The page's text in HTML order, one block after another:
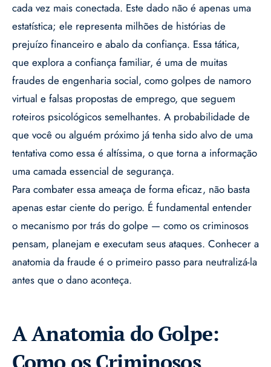
cada vez mais conectada. Este dado não é apenas uma
estatística; ele representa milhões de histórias de
prejuízo financeiro e abalo da confiança. Essa tática,
que explora a confiança familiar, é uma de muitas
fraudes de engenharia social, como golpes de namoro
virtual e falsas propostas de emprego, que seguem
roteiros psicológicos semelhantes. A probabilidade de
que você ou alguém próximo já tenha sido alvo de uma
tentativa como essa é altíssima, o que torna a informação
uma camada essencial de segurança.
Para combater essa ameaça de forma eficaz, não basta
apenas estar ciente do perigo. É fundamental entender
o mecanismo por trás do golpe — como os criminosos
pensam, planejam e executam seus ataques. Conhecer a
anatomia da fraude é o primeiro passo para neutralizá-la
antes que o dano aconteça.
A Anatomia do Golpe: